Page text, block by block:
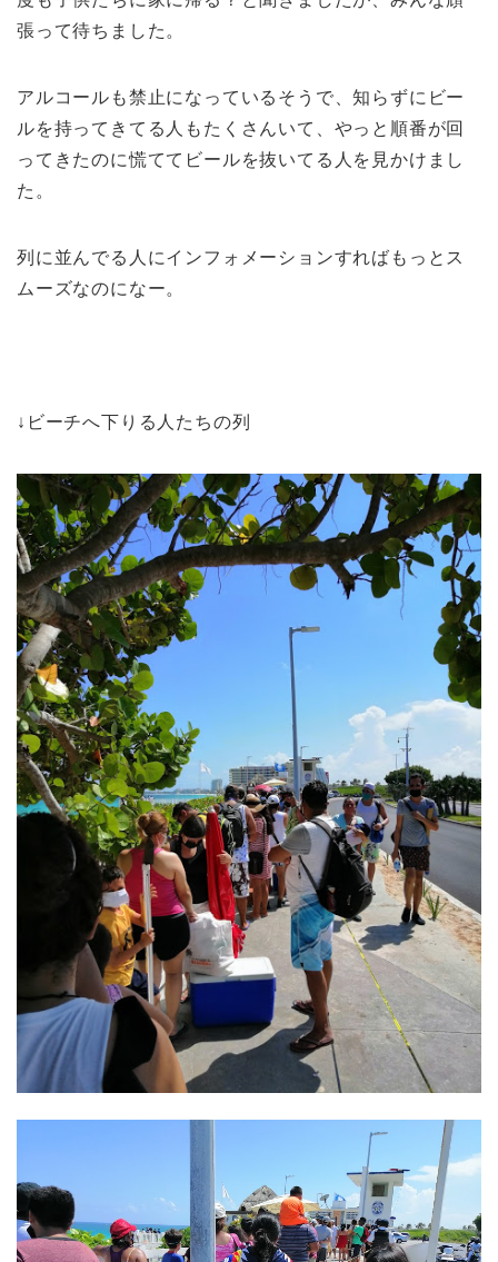
張って待ちました。
アルコールも禁止になっているそうで、知らずにビー
ルを持ってきてる人もたくさんいて、やっと順番が回
ってきたのに慌ててビールを抜いてる人を見かけまし
た。
列に並んでる人にインフォメーションすればもっとス
ムーズなのになー。
↓ビーチへ下りる人たちの列